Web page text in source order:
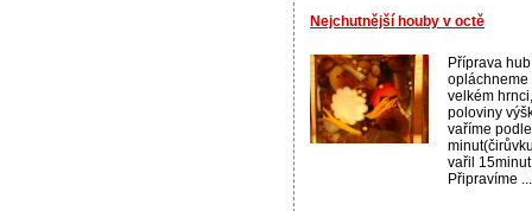
Nejchutnější houby v octě
Příprava
opláchneme
velkém
poloviny
vaříme
vařil
Připravíme ...